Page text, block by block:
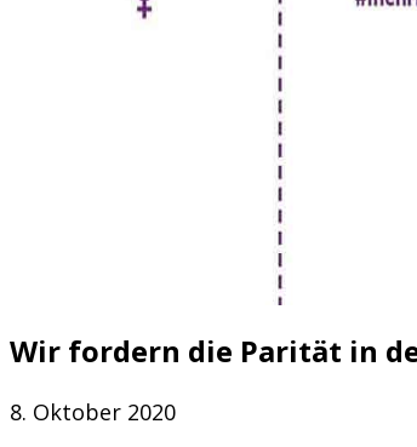
Wir fordern die Parität in
8. Oktober 2020